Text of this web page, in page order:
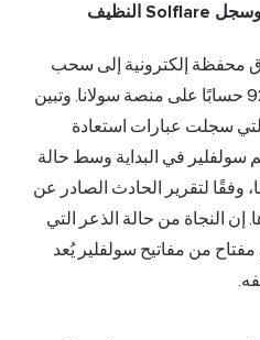
أدى اختراق محفظة إلكترونية إلى سحب
حوالي 4.1 مليون دولار من 9231 حسابًا على منصة سولانا. وتبين
سجلت عبارات استعادة
سولفلير في البداية وسط حالة
وفقًا لتقرير الحادث الصادر عن
إن النجاة من حالة الذعر التي
من مفاتيح سولفلير يُعد